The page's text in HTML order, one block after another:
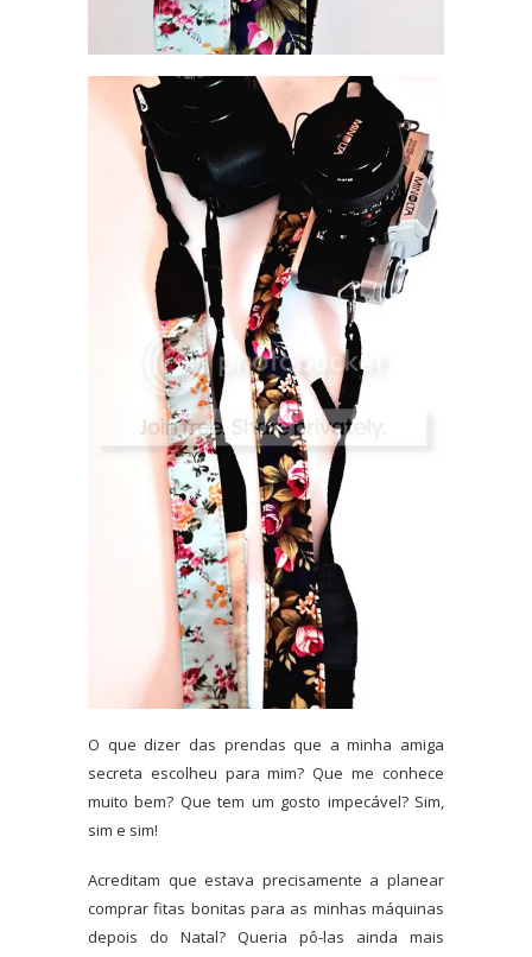
O que dizer das prendas que a minha amiga
secreta escolheu para mim? Que me conhece
muito bem? Que tem um gosto impecável? Sim,
sim e sim!
Acreditam que estava precisamente a planear
comprar fitas bonitas para as minhas máquinas
depois do Natal? Queria pô-las ainda mais